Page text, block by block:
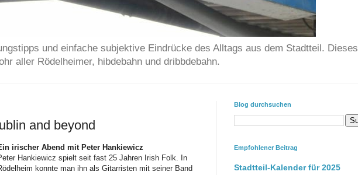
und einfache subjektive Eindrücke des Alltags aus dem Stadtteil. Dieses
aller Rödelheimer, hibdebahn und dribbdebahn.
and beyond
irischer Abend mit Peter Hankiewicz
Hankiewicz spielt seit fast 25 Jahren Irish Folk. In
konnte man ihn als Gitarristen mit seiner Band
Blog durchsuchen
Empfohlener Beitrag
Stadtteil-Kalender für 2025